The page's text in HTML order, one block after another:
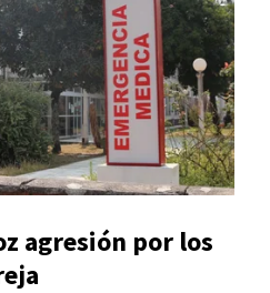
agresión por los